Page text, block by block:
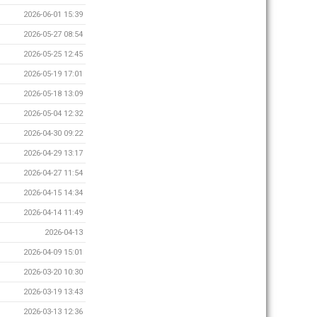
2026-06-01 15:39
2026-05-27 08:54
2026-05-25 12:45
2026-05-19 17:01
2026-05-18 13:09
2026-05-04 12:32
2026-04-30 09:22
2026-04-29 13:17
2026-04-27 11:54
2026-04-15 14:34
2026-04-14 11:49
2026-04-13
2026-04-09 15:01
2026-03-20 10:30
2026-03-19 13:43
2026-03-13 12:36